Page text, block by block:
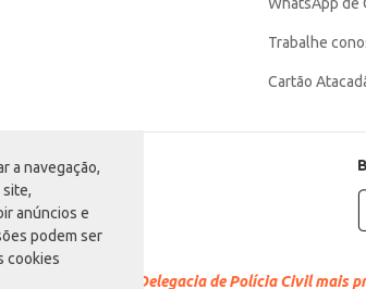
a navegação,
anúncios e
podem ser
cookies
Trabalhe
Cartão
100 ou procure a Delegacia de Polícia Civil mais